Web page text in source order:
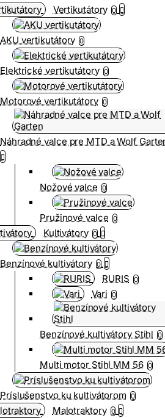
Vertikutátory 0
AKU vertikutátory 0
Elektrické vertikutátory 0
Motorové vertikutátory 0
Náhradné valce pre MTD a Wolf
Nožové valce 0
Pružinové valce 0
Kultivátory 0
Benzínové kultivátory 0
RURIS 0
Vari 0
Benzínové kultivátory Stihl 0
Multi motor Stihl MM 56 0
Príslušenstvo ku kultivátorom 0
Malotraktory 0